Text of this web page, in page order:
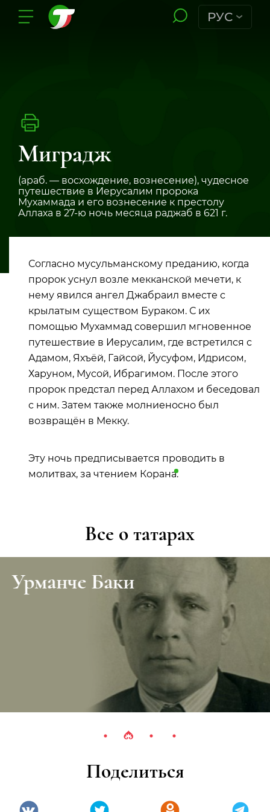
РУС
Миградж
(араб. — восхождение, вознесение), чудесное
путешествие в Иерусалим пророка
Мухаммада и его вознесение к престолу
Аллаха в 27-ю ночь месяца раджаб в 621 г.
Согласно мусульманскому преданию, когда
пророк уснул возле мекканской мечети, к
нему явился ангел Джабраил вместе с
крылатым существом Бураком. С их
помощью Мухаммад совершил мгновенное
путешествие в Иерусалим, где встретился с
Адамом, Яхъёй, Гайсой, Йусуфом, Идрисом,
Харуном, Мусой, Ибрагимом. После этого
пророк предстал перед Аллахом и беседовал
с ним. Затем также молниеносно был
возвращён в Мекку.
Эту ночь предписывается проводить в
молитвах, за чтением Корана.
Все о татарах
Гарталовка
Поделиться